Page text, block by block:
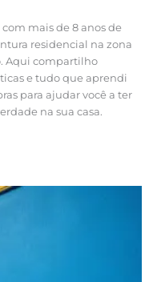
mais de 8 anos de
residencial na zona
Aqui compartilho
e tudo que aprendi
para ajudar você a ter
na sua casa.